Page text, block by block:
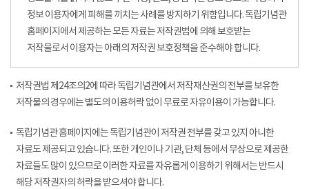
정보 이용자에게 피해를 끼치는 사례를 방지하기 위함입니다. 독립기념관
홈페이지에서 제공하는 모든 자료는 저작권법에 의해 보호받는
저작물로서 이용자는 아래의 저작권 보호정책을 준수해야 합니다.
저작권법 제24조의2에 따라 독립기념관에서 저작재산권의 전부를 보유한
저작물의 경우에는 별도의 이용허락 없이 무료로 자유이용이 가능합니다.
독립기념관 홈페이지에는 독립기념관이 저작권 전부를 갖고 있지 아니한
자료도 제공되고 있습니다. 또한 개인이나 기관, 단체 등에서 무상으로 제공한
자료들도 많이 있으므로 이러한 자료를 자유롭게 이용하기 위해서는 반드시
해당 저작권자의 허락을 받으셔야 합니다.